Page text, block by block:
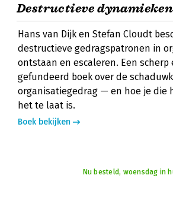
Destructieve dynamieken
Hans van Dijk en Stefan Cloudt
destructieve gedragspatronen in
ontstaan en escaleren. Een scherp
gefundeerd boek over de
organisatiegedrag — en hoe je die
het te laat is.
Boek bekijken
Nu besteld, woensdag in